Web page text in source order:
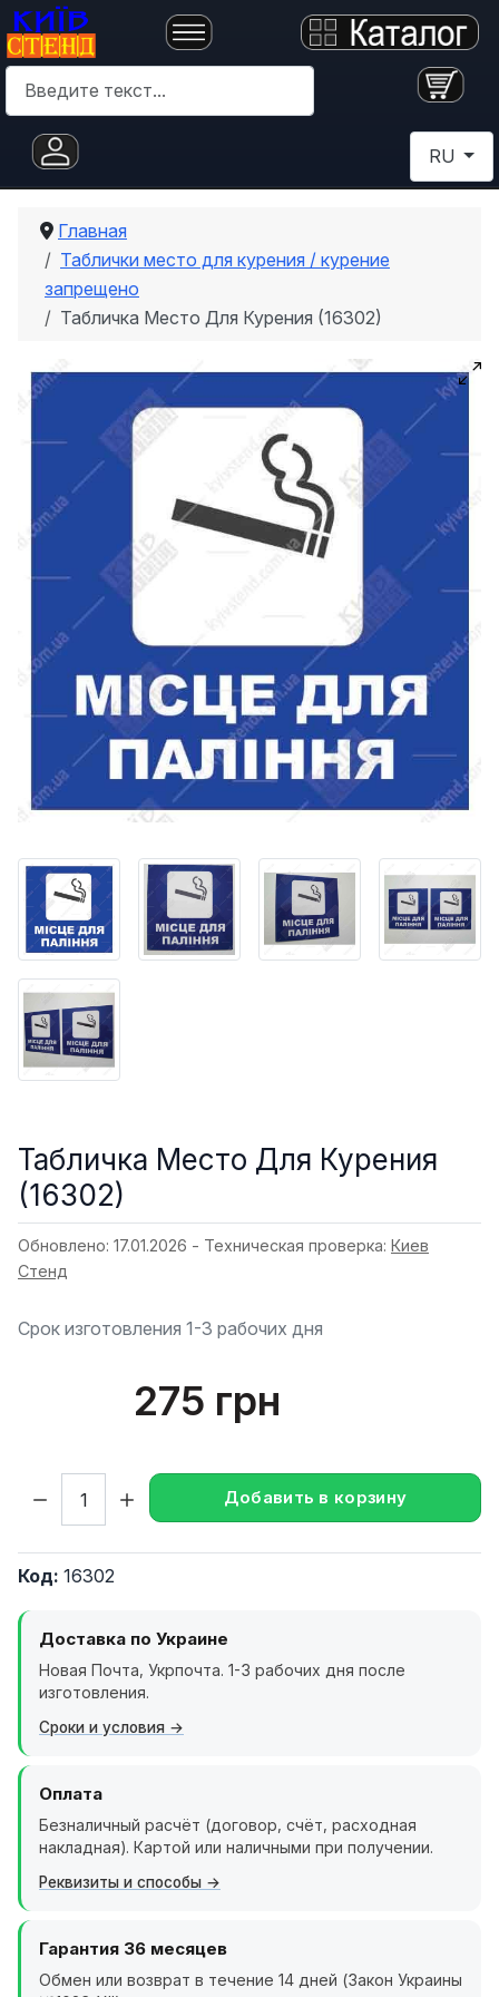
Поиск
RU
Главная
Таблички место для курения / курение
запрещено
Табличка Место Для Курения (16302)
Табличка Место Для Курения
(16302)
Обновлено: 17.01.2026 - Техническая проверка: Киев
Стенд
Срок изготовления 1-3 рабочих дня
275 грн
Добавить в корзину
Код: 16302
Доставка по Украине
Новая Почта, Укрпочта. 1-3 рабочих дня после
изготовления.
Сроки и условия
Оплата
Безналичный расчёт (договор, счёт, расходная
накладная). Картой или наличными при получении.
Реквизиты и способы
Гарантия 36 месяцев
Обмен или возврат в течение 14 дней (Закон Украины